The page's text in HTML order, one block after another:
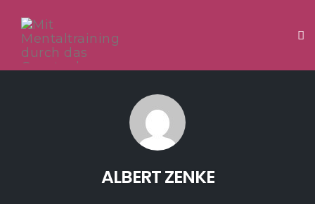
ALBERT ZENKE